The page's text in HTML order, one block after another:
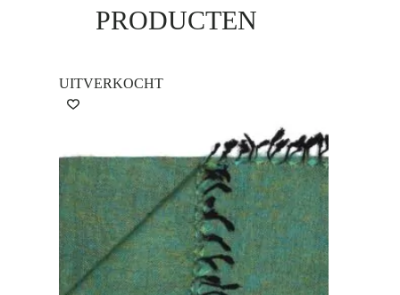
PRODUCTEN
UITVERKOCHT